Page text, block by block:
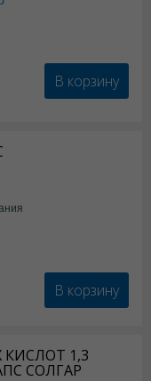
В корзину
В корзину
1,3
СОЛГАР